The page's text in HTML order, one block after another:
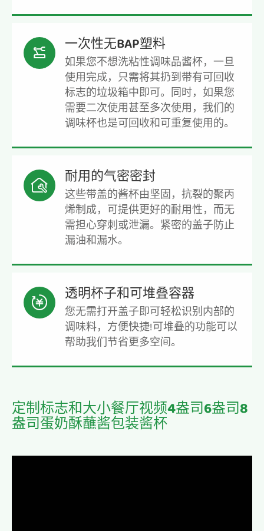
 一次性无BAP塑料
如果您不想洗粘性调味品酱杯，一旦
使用完成，只需将其扔到带有可回收
标志的垃圾箱中即可。同时，如果您
需要二次使用甚至多次使用，我们的
调味杯也是可回收和可重复使用的。
 耐用的气密密封
这些带盖的酱杯由坚固，抗裂的聚丙
烯制成，可提供更好的耐用性，而无
需担心穿刺或泄漏。紧密的盖子防止
漏油和漏水。
 透明杯子和可堆叠容器
您无需打开盖子即可轻松识别内部的
调味料，方便快捷!可堆叠的功能可以
帮助我们节省更多空间。
定制标志和大小餐厅视频4盎司6盎司8
盎司蛋奶酥蘸酱包装酱杯